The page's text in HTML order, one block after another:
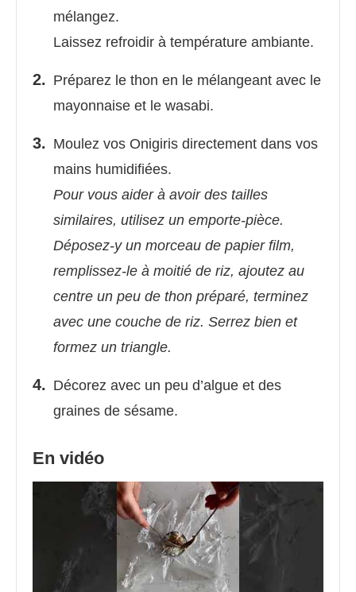
mélangez.
Laissez refroidir à température ambiante.
Préparez le thon en le mélangeant avec le
mayonnaise et le wasabi.
Moulez vos Onigiris directement dans vos
mains humidifiées.
Pour vous aider à avoir des tailles
similaires, utilisez un emporte-pièce.
Déposez-y un morceau de papier film,
remplissez-le à moitié de riz, ajoutez au
centre un peu de thon préparé, terminez
avec une couche de riz. Serrez bien et
formez un triangle.
Décorez avec un peu d’algue et des
graines de sésame.
En vidéo